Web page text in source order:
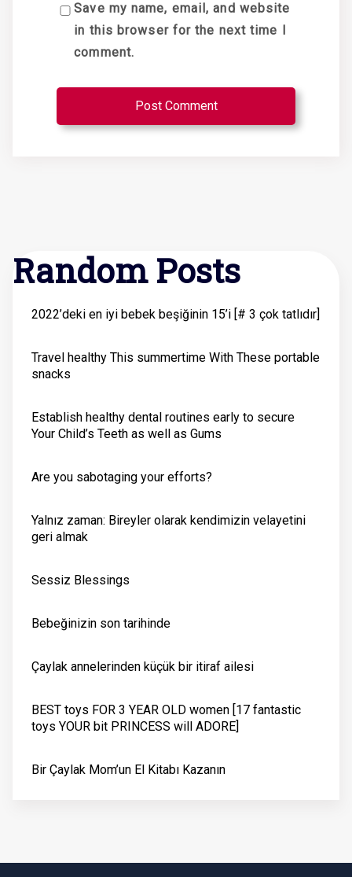
Save my name, email, and website
in this browser for the next time I
comment.
Random Posts
2022’deki en iyi bebek beşiğinin 15’i [# 3 çok tatlıdır]
Travel healthy This summertime With These portable
snacks
Establish healthy dental routines early to secure
Your Child’s Teeth as well as Gums
Are you sabotaging your efforts?
Yalnız zaman: Bireyler olarak kendimizin velayetini
geri almak
Sessiz Blessings
Bebeğinizin son tarihinde
Çaylak annelerinden küçük bir itiraf ailesi
BEST toys FOR 3 YEAR OLD women [17 fantastic
toys YOUR bit PRINCESS will ADORE]
Bir Çaylak Mom’un El Kitabı Kazanın